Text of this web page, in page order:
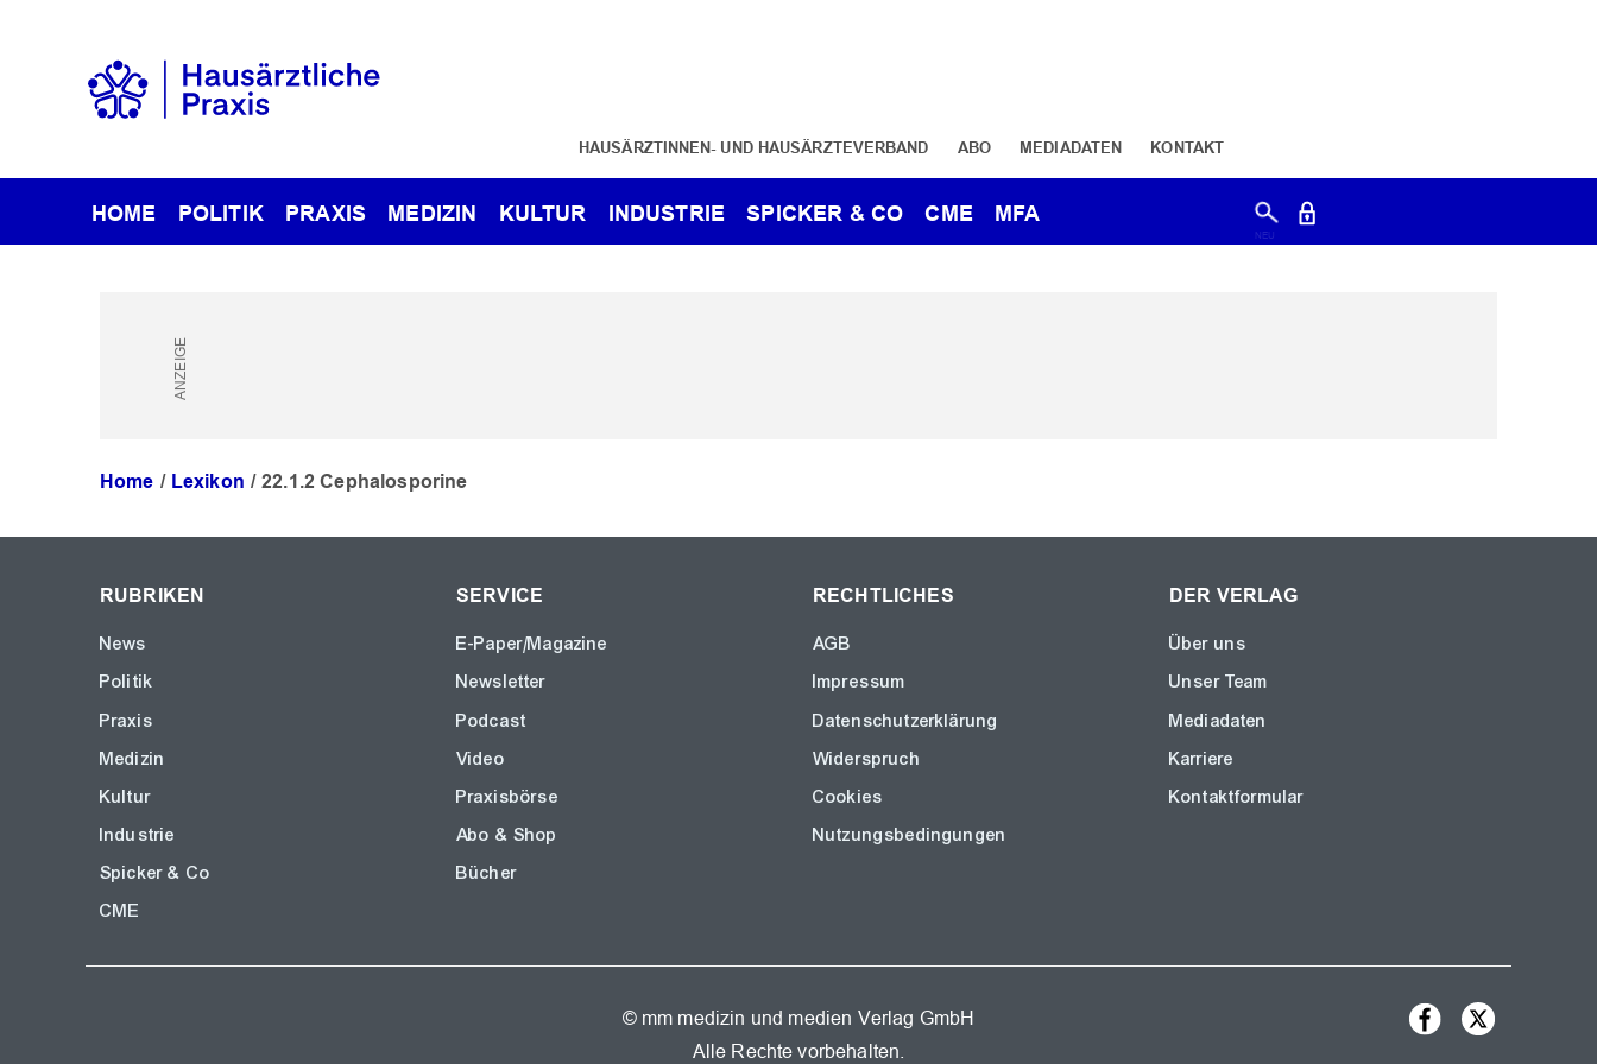
HAUSÄRZTINNEN- UND HAUSÄRZTEVERBAND ABO MEDIADATEN KONTAKT
HOME POLITIK PRAXIS MEDIZIN KULTUR INDUSTRIE SPICKER & CO CME MFA
Home Lexikon 22.1.2 Cephalosporine
RUBRIKEN
News
Politik
Praxis
Medizin
Kultur
Industrie
Spicker & Co
CME
SERVICE
E-Paper/Magazine
Newsletter
Podcast
Video
Praxisbörse
Abo & Shop
Bücher
RECHTLICHES
AGB
Impressum
Datenschutzerklärung
Widerspruch
Cookies
Nutzungsbedingungen
DER VERLAG
Über uns
Unser Team
Mediadaten
Karriere
Kontaktformular
© mm medizin und medien Verlag GmbH
Alle Rechte vorbehalten.